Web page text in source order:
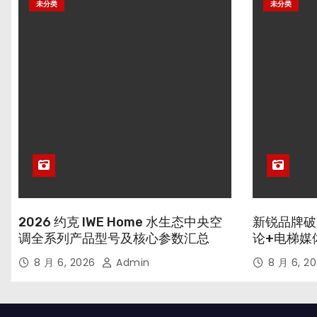
未分类
2026 约克 IWE Home 水生态中央空
调全系列产品型号及核心参数汇总
8 月 6, 2026 Admin
未分类
新锐品牌
论+电梯媒
8 月 6,